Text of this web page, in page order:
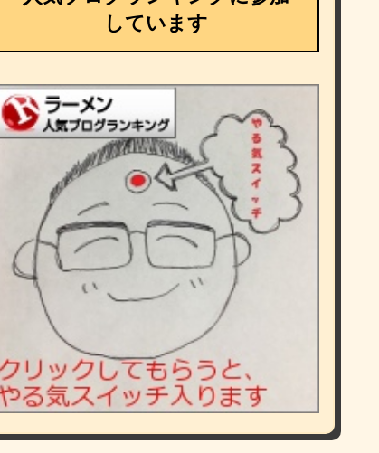
しています